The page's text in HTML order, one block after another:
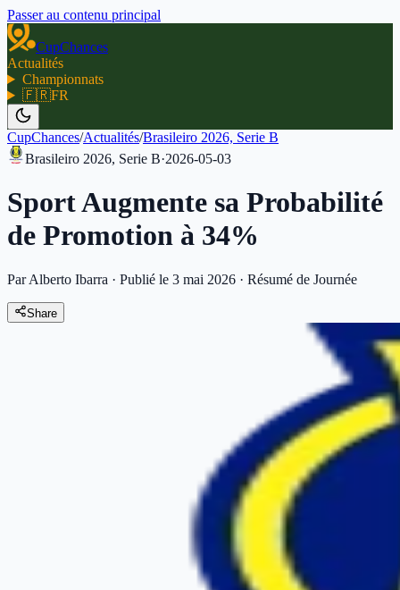
Passer au contenu principal
CupChances
Actualités
Championnats
🇫🇷FR
CupChances/Actualités/Brasileiro 2026, Serie B
Brasileiro 2026, Serie B·2026-05-03
Sport Augmente sa Probabilité
de Promotion à 34%
Par Alberto Ibarra · Publié le 3 mai 2026 · Résumé de Journée
Share